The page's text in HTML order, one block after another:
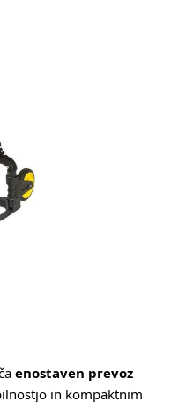
enostaven prevoz
in kompaktnim